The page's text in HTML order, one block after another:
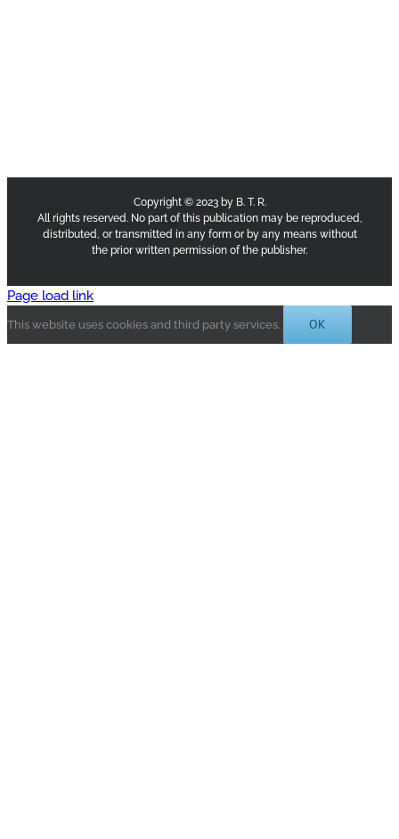
Copyright © 2023 by B. T. R.
All rights reserved. No part of this publication may be reproduced,
distributed, or transmitted in any form or by any means without
the prior written permission of the publisher.
Page load link
This website uses cookies and third party services. OK